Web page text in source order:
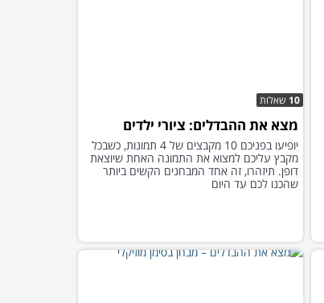
10 שאלות
מצא את ההבדלים: ציורי ילדים
יופיעו בפניכם 10 מקבצים של 4 תמונות, כשבכל
מקבץ עליכם למצוא את התמונה האחת שיוצאת
דופן. תיזהרו, זה אחד המבחנים הקשים ביותר
שהכנו לכם עד היום